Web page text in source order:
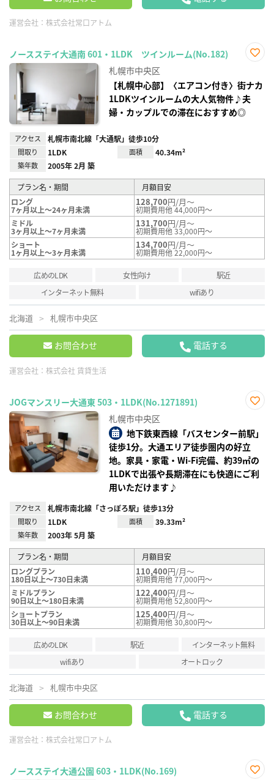
運営会社： 株式会社常口アトム
ノースステイ大通南 601・1LDK ツインルーム(No.182)
り登
録
札幌市中央区
【札幌中心部】〈エアコン付き〉街ナカ
1LDKツインルームの大人気物件♪夫
婦・カップルでの滞在におすすめ◎
アクセス 札幌市南北線「大通駅」徒歩10分
間取り 1LDK 面積 40.34m²
築年数 2005年 2月 築
プラン名・期間
月額目安
ロング
7ヶ月以上～24ヶ月未満
128,700円/月～
初期費用他 44,000円～
ミドル
3ヶ月以上～7ヶ月未満
131,700円/月～
初期費用他 33,000円～
ショート
1ヶ月以上～3ヶ月未満
134,700円/月～
初期費用他 22,000円～
広めのLDK 女性向け
駅近
インターネット無料
wifiあり
北海道 札幌市中央区
お問合わせ 電話する
運営会社： 株式会社 賃貸生活
JOGマンスリー大通東 503・1LDK(No.1271891)
り登
録
札幌市中央区
地下鉄東西線「バスセンター前駅」
徒歩1分。大通エリア徒歩圏内の好立
地。家具・家電・Wi-Fi完備、約39㎡の
1LDKで出張や長期滞在にも快適にご利
用いただけます♪
アクセス 札幌市南北線「さっぽろ駅」徒歩13分
間取り 1LDK 面積 39.33m²
築年数 2003年 5月 築
プラン名・期間
月額目安
ロングプラン
180日以上～730日未満
110,400円/月～
初期費用他 77,000円～
ミドルプラン
90日以上～180日未満
122,400円/月～
初期費用他 52,800円～
ショートプラン
30日以上～90日未満
125,400円/月～
初期費用他 30,800円～
広めのLDK 駅近
インターネット無料
wifiあり
オートロック
北海道 札幌市中央区
お問合わせ 電話する
運営会社： 株式会社常口アトム
ノースステイ大通公園 603・1LDK(No.169)